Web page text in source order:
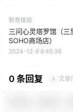
新奇体验
三问心灵塔罗馆（三
SOHO商场店）
2024-12-6 8:46:36
0 条回复 A 文章